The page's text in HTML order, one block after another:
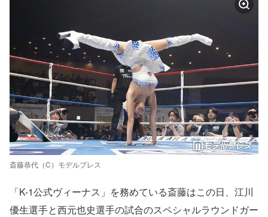
斎藤恭代（C）モデルプレス
「K-1公式ヴィーナス」を務めている斎藤はこの日、江川
優生選手と西元也史選手の試合のスペシャルラウンドガー